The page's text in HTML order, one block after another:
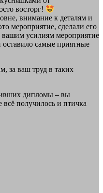
восторг!
внимание к деталям и
мероприятие, сделали его
усилиям мероприятие
самые приятные
за ваш труд в таких
дипломы – вы
всё получилось и птичка